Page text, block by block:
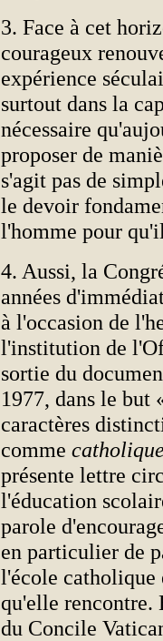
3. Face à cet
courageux
expérience
surtout dans la
nécessaire
proposer de
s'agit pas de
le devoir
l'homme pour
4. Aussi, la
années
à l'occasion de
l'institution de
sortie du
1977, dans le but
caractères
comme catholique
présente lettre
l'éducation
parole
en particulier de
l'école catholique
qu'elle rencontre.
du Concile